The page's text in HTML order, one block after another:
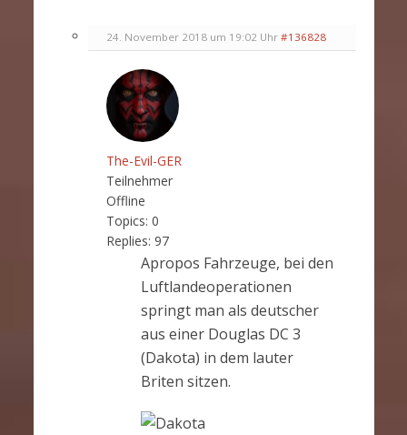
24. November 2018 um 19:02 Uhr #136828
The-Evil-GER
Teilnehmer
Offline
Topics: 0
Replies: 97
Apropos Fahrzeuge, bei den
Luftlandeoperationen
springt man als deutscher
aus einer Douglas DC 3
(Dakota) in dem lauter
Briten sitzen.